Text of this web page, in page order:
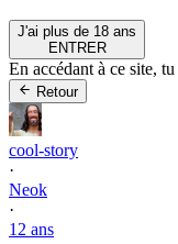
J'ai plus de 18 ans
ENTRER
En accédant à ce site, tu
Retour
cool-story
·
Neok
·
12 ans